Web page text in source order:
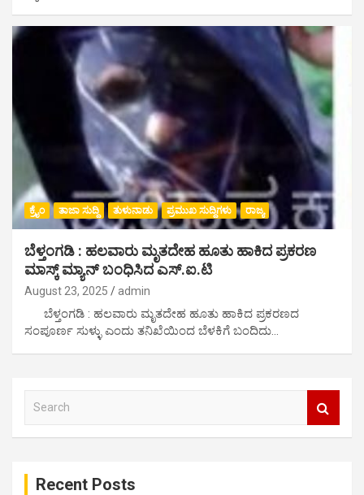
ಕ್ರೈಂ ತಾಜಾ ಸುದ್ದಿ ತುಳುನಾಡು ಪ್ರಮುಖ ಸುದ್ದಿಗಳು ರಾಜ್ಯ
ಬೆಳ್ತಂಗಡಿ : ಹಲವಾರು ಮೃತದೇಹ ಹೂತು ಹಾಕಿದ ಪ್ರಕರಣ
ಮಾಸ್ಕ್ ಮ್ಯಾನ್ ಬಂಧಿಸಿದ ಎಸ್.ಐ.ಟಿ
August 23, 2025 admin
ಬೆಳ್ತಂಗಡಿ : ಹಲವಾರು ಮೃತದೇಹ ಹೂತು ಹಾಕಿದ ಪ್ರಕರಣದ
ಸಂಪೂರ್ಣ ಸುಳ್ಳು ಎಂದು ತನಿಖೆಯಿಂದ ಬೆಳಕಿಗೆ ಬಂದಿದು…
Recent Posts